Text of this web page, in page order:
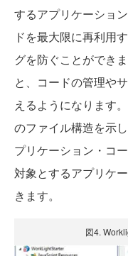
するアプリケーショ
ドを最大限に再利用
グを防ぐことができ
と、コードの管理や
えるようになります
のファイル構造を示
プリケーション・コ
対象とするアプリケ
きます。
図4.